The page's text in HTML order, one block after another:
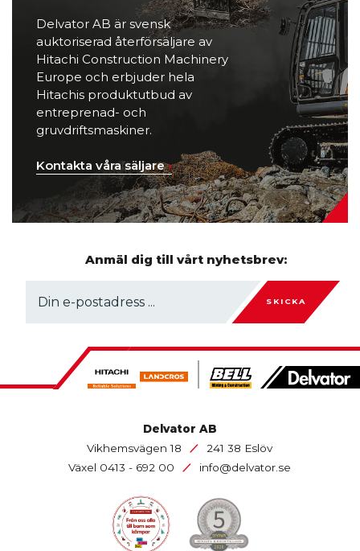
Delvator AB är svensk
auktoriserad återförsäljare av
Hitachi Construction Machinery
Europe och erbjuder hela
Hitachis produktutbud av
entreprenad- och
gruvdriftsmaskiner.
Kontakta våra säljare›
Anmäl dig till vårt nyhetsbrev:
SKICKA
Delvator AB
Vikhemsvägen 18
/
241 38 Eslöv
Växel 0413 - 692 00 / info@delvator.se